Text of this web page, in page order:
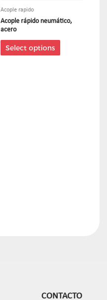
Acople rapido
Acople rápido neumático,
acero
Select options
CONTACTO